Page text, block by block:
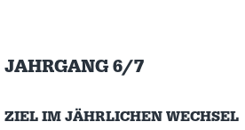
JAHRGANG 6/7
ZIEL IM JÄHRLICHEN WECHSEL